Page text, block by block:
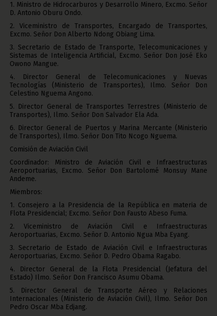
1. Ministro de Hidrocarburos y Desarrollo Minero, Excmo. Señor
D. Antonio Oburu Ondo.
2. Viceministro de Transportes, Encargado de Transportes,
Excmo. Señor Don Alberto Ndong Obiang Lima.
3. Secretario de Estado de Transporte, Telecomunicaciones y
Sistemas de Inteligencia Artificial, Excmo. Señor Don José Eko
Owono Mangue.
4. Director General de Telecomunicaciones y Nuevas
Tecnologías (Ministerio de Transportes), Ilmo. Señor Don
Celestino Nguema Angono.
5. Director General de Transportes Terrestres (Ministerio de
Transportes), Ilmo. Señor Don Salvador Ela Ada.
6. Director General de Puertos y Marina Mercante (Ministerio
de Transportes), Ilmo. Señor Don Tito Ncogo Nguema.
Comisión de Aviación Civil
Coordinador: Ministro de Aviación Civil e Infraestructuras
Aeroportuarias, Excmo. Señor Don Bartolomé Monsuy Mane
Andeme.
Miembros:
1. Consejero a la Presidencia de la República en materia de
Flota Presidencial; Excmo. Señor Don Fausto Abeso Fuma.
2. Viceministro de Aviación Civil e Infraestructuras
Aeroportuarias, Excmo. Señor D. Antonio Ngua Mba Eyang.
3. Secretario de Estado de Aviación Civil e Infraestructuras
Aeroportuarias, Excmo. Señor D. Pedro Obama Ragabo.
4. Director General de la Flota Presidencial (Jefatura del
Estado) Ilmo. Señor Don Francisco Asumu Obama.
5. Director General de Transporte Aéreo y Relaciones
Internacionales (Ministerio de Aviación Civil), Ilmo. Señor Don
Pedro Oscar Mba Edjang.